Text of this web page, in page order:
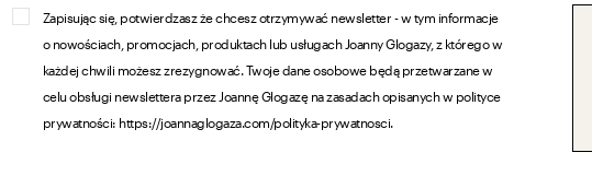
Zapisując się, potwierdzasz że chcesz otrzymywać newsletter - w tym informacje
o nowościach, promocjach, produktach lub usługach Joanny Glogazy, z którego w
każdej chwili możesz zrezygnować. Twoje dane osobowe będą przetwarzane w
celu obsługi newslettera przez Joannę Glogazę na zasadach opisanych w polityce
prywatności: https://joannaglogaza.com/polityka-prywatnosci.